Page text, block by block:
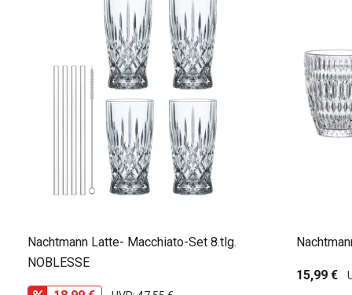
Nachtmann Latte- Macchiato-Set 8.tlg.
NOBLESSE
15,99 €